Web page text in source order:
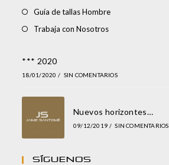
Guía de tallas Hombre
Trabaja con Nosotros
*** 2020
18/01/2020 / SIN COMENTARIOS
Nuevos horizontes…
09/12/2019 / SIN COMENTARIOS
Síguenos